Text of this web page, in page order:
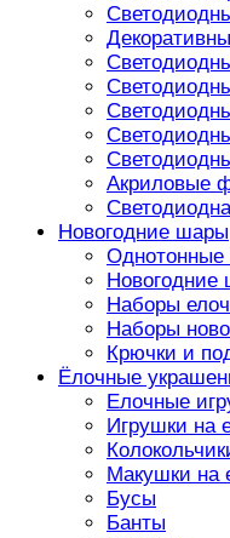
Акриловые
Новогодние шары
Однотонные
Новогодние
Наборы
Наборы
Крючки и
Ёлочные
Елочные
Игрушки на
Макушки на
Бусы
Банты